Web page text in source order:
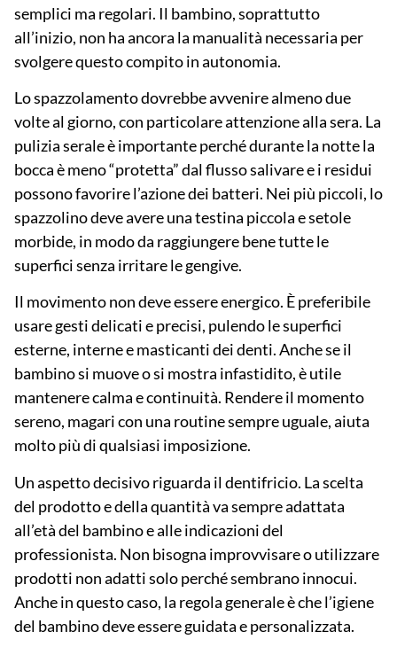
semplici ma regolari. Il bambino, soprattutto
all’inizio, non ha ancora la manualità necessaria per
svolgere questo compito in autonomia.
Lo spazzolamento dovrebbe avvenire almeno due
volte al giorno, con particolare attenzione alla sera. La
pulizia serale è importante perché durante la notte la
bocca è meno “protetta” dal flusso salivare e i residui
possono favorire l’azione dei batteri. Nei più piccoli, lo
spazzolino deve avere una testina piccola e setole
morbide, in modo da raggiungere bene tutte le
superfici senza irritare le gengive.
Il movimento non deve essere energico. È preferibile
usare gestidelicatie precisi, pulendo le superfici
esterne, interne e masticanti dei denti. Anche se il
bambino si muove o si mostra infastidito, è utile
mantenere calma e continuità. Rendere il momento
sereno, magari con una routine sempre uguale, aiuta
molto più di qualsiasi imposizione.
Un aspetto decisivo riguarda il dentifricio. La scelta
del prodotto e della quantità va sempre adattata
all’età del bambino e alle indicazioni del
professionista. Non bisogna improvvisare o utilizzare
prodotti non adatti solo perché sembrano innocui.
Anche in questo caso, la regola generale è che l’igiene
del bambino deve essereguidatae personalizzata.